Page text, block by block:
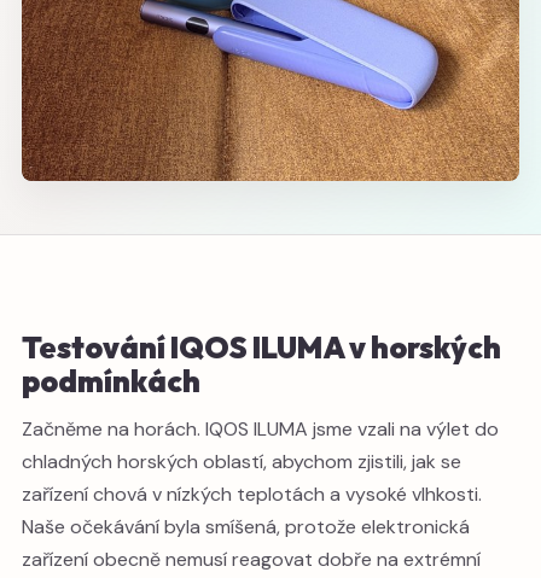
Testování IQOS ILUMA v horských
podmínkách
Začněme na horách. IQOS ILUMA jsme vzali na výlet do
chladných horských oblastí, abychom zjistili, jak se
zařízení chová v nízkých teplotách a vysoké vlhkosti.
Naše očekávání byla smíšená, protože elektronická
zařízení obecně nemusí reagovat dobře na extrémní